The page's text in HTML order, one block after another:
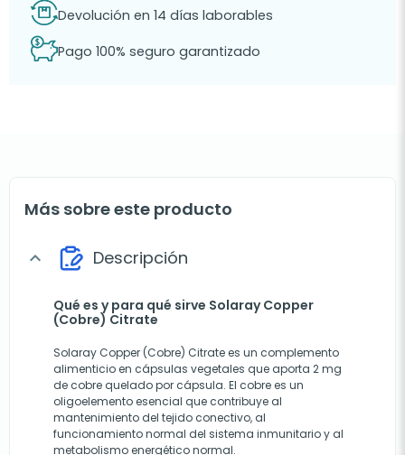
Devolución en 14 días laborables
Pago 100% seguro garantizado
Más sobre este producto
expand_more Descripción
Qué es y para qué sirve Solaray Copper
(Cobre) Citrate
Solaray Copper (Cobre) Citrate es un complemento
alimenticio en cápsulas vegetales que aporta 2 mg
de cobre quelado por cápsula. El cobre es un
oligoelemento esencial que contribuye al
mantenimiento del tejido conectivo, al
funcionamiento normal del sistema inmunitario y al
metabolismo energético normal.